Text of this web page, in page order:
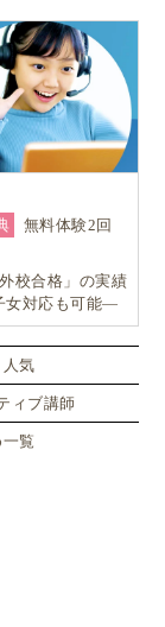
でした。
んでいた女性
いたので、ブ
た。
ど、一切医療
出産を！ と
緊急帝王切開
あるブラジル
無料体験2回
校合格」の実績
女対応も可能―
｜ブライトリ
人気
ィブ講師
覧